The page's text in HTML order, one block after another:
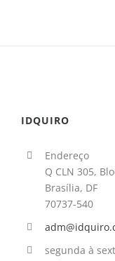
IDQUIRO
Endereço
Q CLN 305,
Brasília, DF
70737-540
segunda à